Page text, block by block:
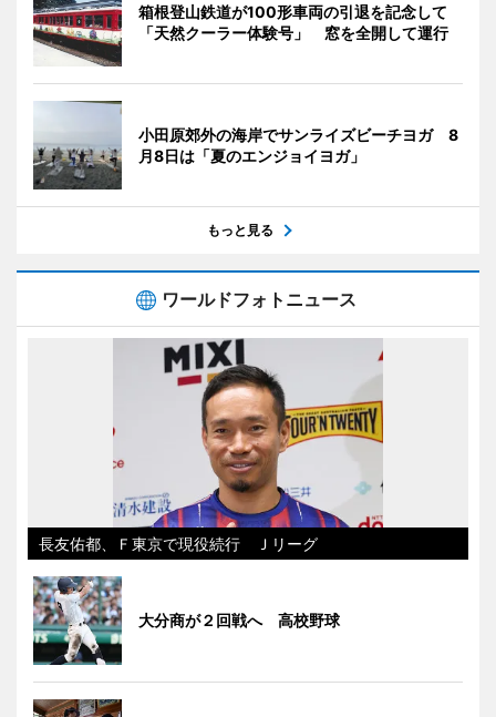
箱根登山鉄道が100形車両の引退を記念して
「天然クーラー体験号」 窓を全開して運行
小田原郊外の海岸でサンライズビーチヨガ 8
月8日は「夏のエンジョイヨガ」
もっと見る
ワールドフォトニュース
長友佑都、Ｆ東京で現役続行 Ｊリーグ
大分商が２回戦へ 高校野球